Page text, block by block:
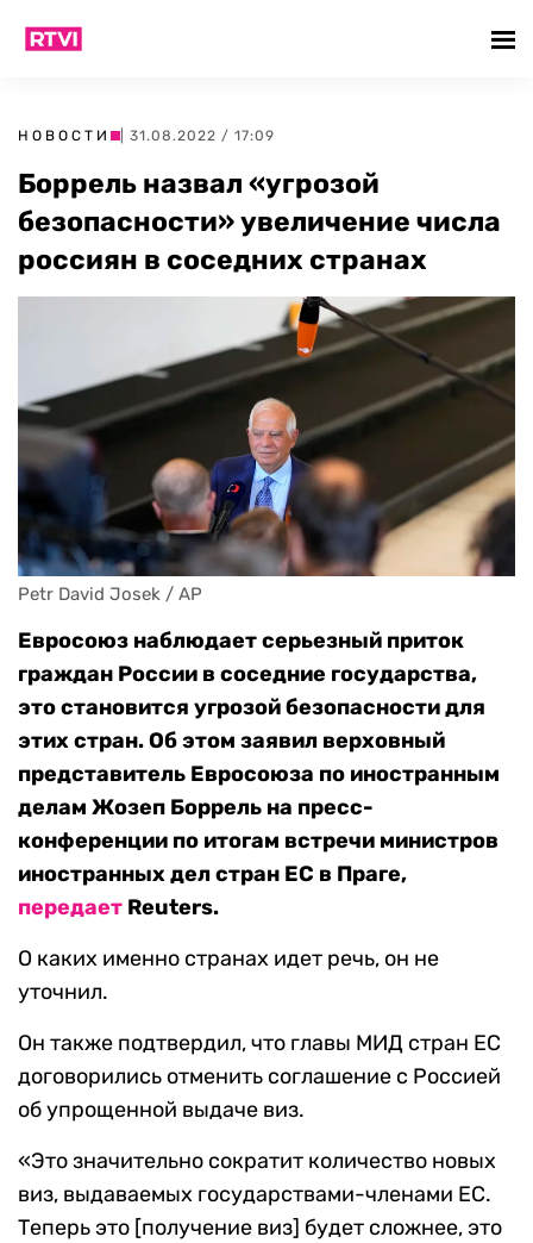
НОВОСТИ | 31.08.2022 / 17:09
Боррель назвал «угрозой
безопасности» увеличение числа
россиян в соседних странах
Petr David Josek / AP
Евросоюз наблюдает серьезный приток
граждан России в соседние государства,
это становится угрозой безопасности для
этих стран. Об этом заявил верховный
представитель Евросоюза по иностранным
делам Жозеп Боррель на пресс-
конференции по итогам встречи министров
иностранных дел стран ЕС в Праге,
передает Reuters.
О каких именно странах идет речь, он не
уточнил.
Он также подтвердил, что главы МИД стран ЕС
договорились отменить соглашение с Россией
об упрощенной выдаче виз.
«Это значительно сократит количество новых
виз, выдаваемых государствами-членами ЕС.
Теперь это [получение виз] будет сложнее, это